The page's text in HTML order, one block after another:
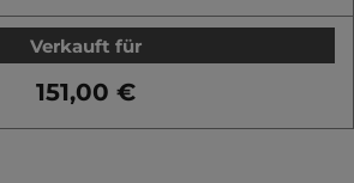
Verkauft für
151,00 €